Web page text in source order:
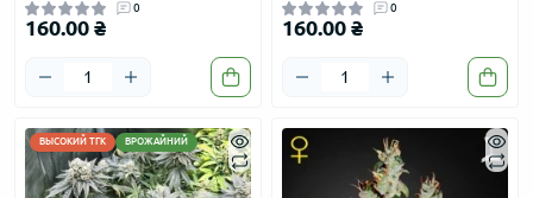
0
160.00 ₴
0
160.00 ₴
ВЫСОКИЙ ТГК ВРОЖАЙНИЙ